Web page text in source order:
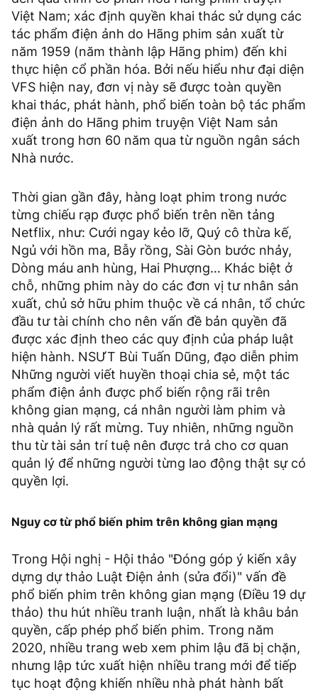
Việt Nam; xác định quyền khai thác sử dụng các
tác phẩm điện ảnh do Hãng phim sản xuất từ
năm 1959 (năm thành lập Hãng phim) đến khi
thực hiện cổ phần hóa. Bởi nếu hiểu như đại diện
VFS hiện nay, đơn vị này sẽ được toàn quyền
khai thác, phát hành, phổ biến toàn bộ tác phẩm
điện ảnh do Hãng phim truyện Việt Nam sản
xuất trong hơn 60 năm qua từ nguồn ngân sách
Nhà nước.
Thời gian gần đây, hàng loạt phim trong nước
từng chiếu rạp được phổ biến trên nền tảng
Netflix, như: Cưới ngay kẻo lỡ, Quý cô thừa kế,
Ngủ với hồn ma, Bẫy rồng, Sài Gòn bước nhảy,
Dòng máu anh hùng, Hai Phượng… Khác biệt ở
chỗ, những phim này do các đơn vị tư nhân sản
xuất, chủ sở hữu phim thuộc về cá nhân, tổ chức
đầu tư tài chính cho nên vấn đề bản quyền đã
được xác định theo các quy định của pháp luật
hiện hành. NSƯT Bùi Tuấn Dũng, đạo diễn phim
Những người viết huyền thoại chia sẻ, một tác
phẩm điện ảnh được phổ biến rộng rãi trên
không gian mạng, cá nhân người làm phim và
nhà quản lý rất mừng. Tuy nhiên, những nguồn
thu từ tài sản trí tuệ nên được trả cho cơ quan
quản lý để những người từng lao động thật sự có
quyền lợi.
Nguy cơ từ phổ biến phim trên không gian mạng
Trong Hội nghị - Hội thảo "Ðóng góp ý kiến xây
dựng dự thảo Luật Ðiện ảnh (sửa đổi)" vấn đề
phổ biến phim trên không gian mạng (Ðiều 19 dự
thảo) thu hút nhiều tranh luận, nhất là khâu bản
quyền, cấp phép phổ biến phim. Trong năm
2020, nhiều trang web xem phim lậu đã bị chặn,
nhưng lập tức xuất hiện nhiều trang mới để tiếp
tục hoạt động khiến nhiều nhà phát hành bất